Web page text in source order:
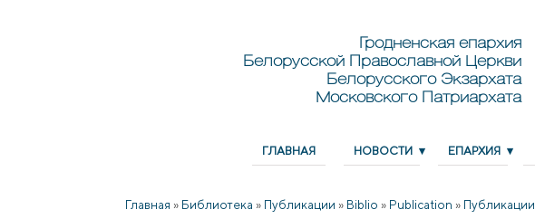
Гродненская епархия
Белорусской Православной Церкви
Белорусского Экзархата
Московского Патриархата
ГЛАВНАЯ НОВОСТИ ЕПАРХИЯ
Главная » Библиотека » Публикации » Biblio » Publication » Публикации